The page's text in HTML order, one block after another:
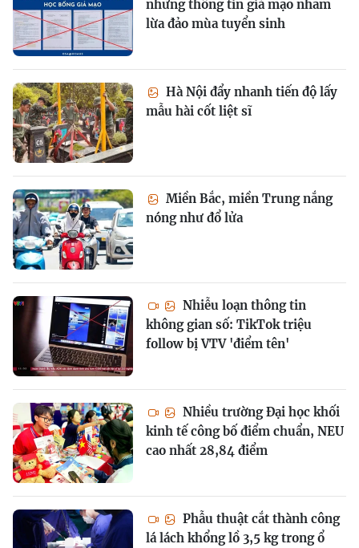
những thông tin giả mạo nhằm
lừa đảo mùa tuyển sinh
Hà Nội đẩy nhanh tiến độ lấy
mẫu hài cốt liệt sĩ
Miền Bắc, miền Trung nắng
nóng như đổ lửa
Nhiễu loạn thông tin
không gian số: TikTok triệu
follow bị VTV 'điểm tên'
Nhiều trường Đại học khối
kinh tế công bố điểm chuẩn, NEU
cao nhất 28,84 điểm
Phẫu thuật cắt thành công
lá lách khổng lồ 3,5 kg trong ổ